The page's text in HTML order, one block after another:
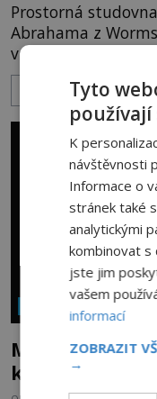
Prostorná
Abrahama z
vzácnými spisy.
před sebou má
magických textů. Jde o Abramelinův grimoár, který
sám sepsal.
kouzla, jak si
pověru? Už
ZOBRAZIT VÍCE
NÁBOŽENSTVÍ A
Magická
kterou si
Tyto
používají
K
návštěvnosti
Informace o
stránek také
analytickými
kombinovat s
jste jim
vašem
informací
ZOBRAZIT
→